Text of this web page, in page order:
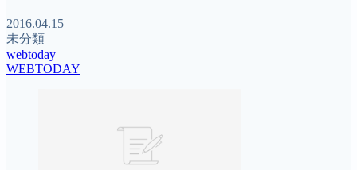
2016.04.15
未分類
webtoday
WEBTODAY